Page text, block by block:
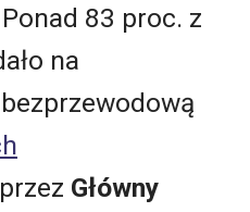
83 proc. z
na
przez Główny